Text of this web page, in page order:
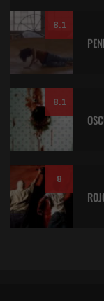
8.1
8.1
8